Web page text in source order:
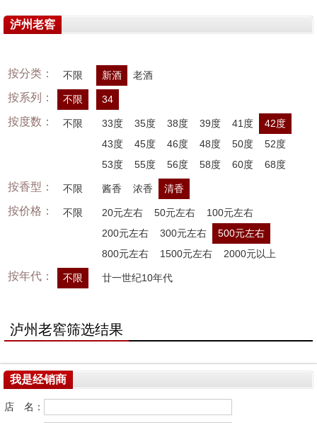
泸州老窖
按分类： 不限 新酒 老酒
按系列： 不限 34
按度数： 不限 33度 35度 38度 39度 41度
42度
43度
45度 46度 48度 50度
52度
53度
55度 56度 58度 60度 68度
按香型： 不限 酱香 浓香 清香
按价格： 不限 20元左右 50元左右
100元左右
200元左右
300元左右
500元左右
800元左右
1500元左右 2000元以上
按年代： 不限 廿一世纪10年代
泸州老窖筛选结果
我是经销商
店 名：